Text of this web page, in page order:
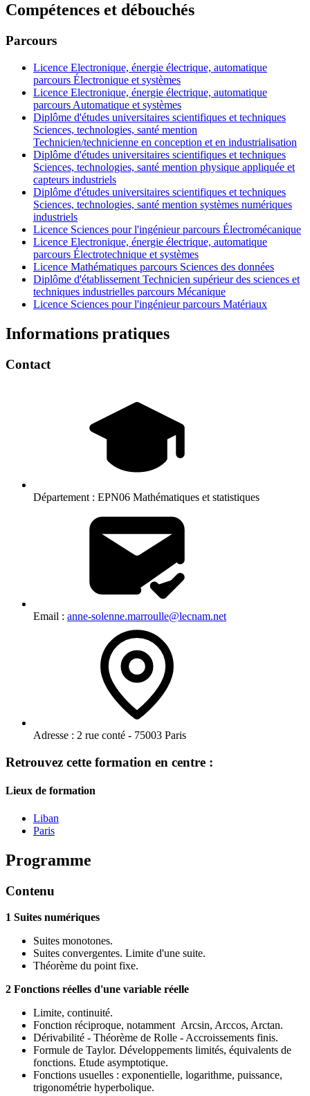
Compétences et débouchés
Parcours
Licence Electronique, énergie électrique, automatique
parcours Électronique et systèmes
Licence Electronique, énergie électrique, automatique
parcours Automatique et systèmes
Diplôme d'études universitaires scientifiques et techniques
Sciences, technologies, santé mention
Technicien/technicienne en conception et en industrialisation
Diplôme d'études universitaires scientifiques et techniques
Sciences, technologies, santé mention physique appliquée et
capteurs industriels
Diplôme d'études universitaires scientifiques et techniques
Sciences, technologies, santé mention systèmes numériques
industriels
Licence Sciences pour l'ingénieur parcours Électromécanique
Licence Electronique, énergie électrique, automatique
parcours Électrotechnique et systèmes
Licence Mathématiques parcours Sciences des données
Diplôme d'établissement Technicien supérieur des sciences et
techniques industrielles parcours Mécanique
Licence Sciences pour l'ingénieur parcours Matériaux
Informations pratiques
Contact
Département : EPN06 Mathématiques et statistiques
Email : anne-solenne.marroulle@lecnam.net
Adresse : 2 rue conté - 75003 Paris
Retrouvez cette formation en centre :
Lieux de formation
Liban
Paris
Programme
Contenu
1 Suites numériques
Suites monotones.
Suites convergentes. Limite d'une suite.
Théorème du point fixe.
2 Fonctions réelles d'une variable réelle
Limite, continuité.
Fonction réciproque, notamment Arcsin, Arccos, Arctan.
Dérivabilité - Théorème de Rolle - Accroissements finis.
Formule de Taylor. Développements limités, équivalents de
fonctions. Etude asymptotique.
Fonctions usuelles : exponentielle, logarithme, puissance,
trigonométrie hyperbolique.